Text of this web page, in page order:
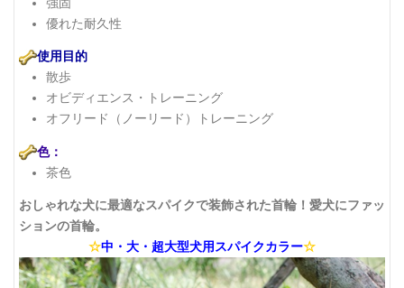
優れた耐久性
使用目的
散歩
オビディエンス・トレーニング
オフリード（ノーリード）トレーニング
色：
茶色
おしゃれな犬に最適なスパイクで装飾された首輪！愛犬にファッ
ションの首輪。
☆中・大・超大型犬用スパイクカラー☆